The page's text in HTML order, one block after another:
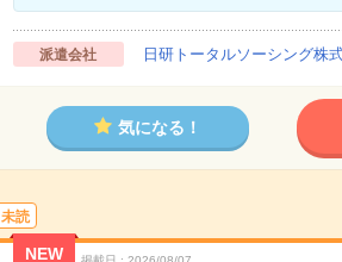
派遣会社 日研トータルソーシング
気になる！
未読
NEW